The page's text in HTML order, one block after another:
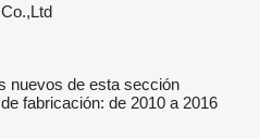
nuevos de esta sección
fabricación: de 2010 a 2016